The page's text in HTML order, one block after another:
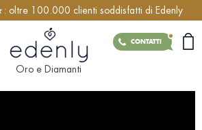
oltre 100.000 clienti soddisfatti di Edenly
CONTATTI
Oro e Diamanti